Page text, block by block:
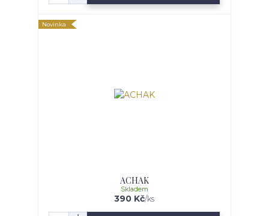
Novinka
ACHAK
390 Kč/ks
Skladem